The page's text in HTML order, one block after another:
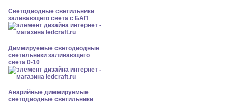
Светодиодные светильники
заливающего света с БАП
Диммируемые светодиодные
светильники заливающего
света 0-10
Аварийные диммируемые
светодиодные светильники